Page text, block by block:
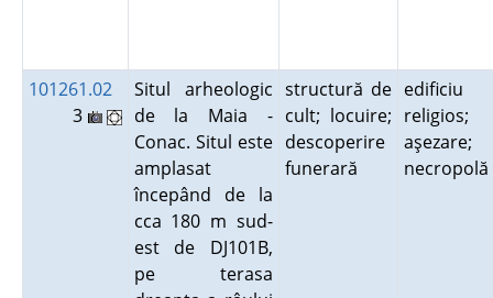
101261.02
3
Situl arheologic
de la Maia -
Conac. Situl este
amplasat
începând de la
cca 180 m sud-
est de DJ101B,
pe terasa
structură de
cult; locuire;
descoperire
funerară
edificiu
religios;
aşezare;